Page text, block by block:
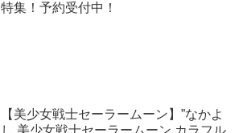
特集！予約受付中！
【美少女戦士セーラームーン】”なかよ
し 美少女戦士セーラームーン カラフル